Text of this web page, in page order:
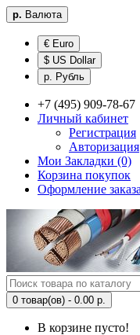
р. Валюта
€ Euro
$ US Dollar
р. Рубль
+7 (495) 909-78-67
Личный кабинет
Регистрация
Авторизация
Мои Закладки (0)
Корзина покупок
Оформление заказа
0 товар(ов) - 0.00 р.
В корзине пусто!